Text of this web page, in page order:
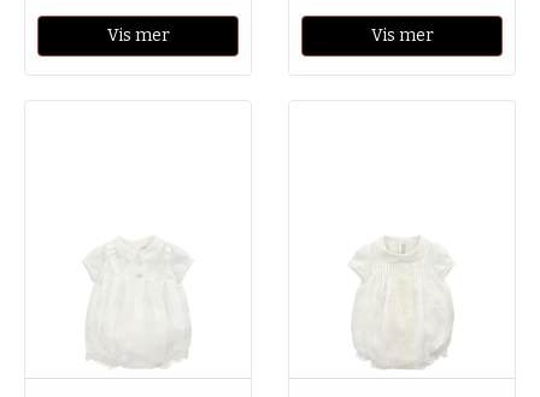
Vis mer Vis mer